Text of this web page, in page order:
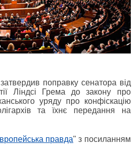
поправку сенатора від
Ліндсі Грема до закону про
уряду про конфіскацію
та їхнє передання на
правда" з посиланням